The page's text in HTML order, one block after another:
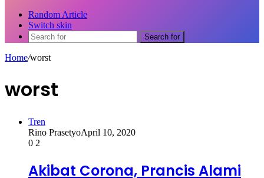
Random Article
Switch skin
Search for
Home/worst
worst
Tren
Rino PrasetyoApril 10, 2020
0 2
Akibat Corona, Prancis Alami